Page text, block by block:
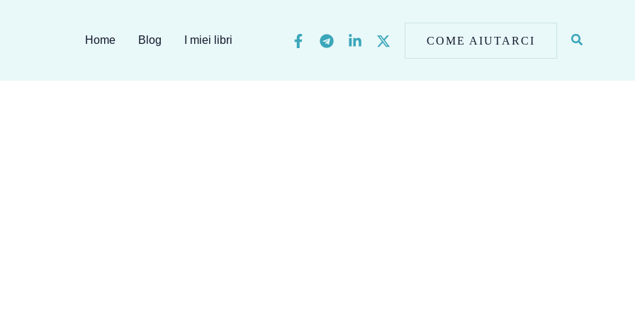
Home Blog I miei libri COME AIUTARCI